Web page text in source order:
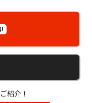
!
紹介！